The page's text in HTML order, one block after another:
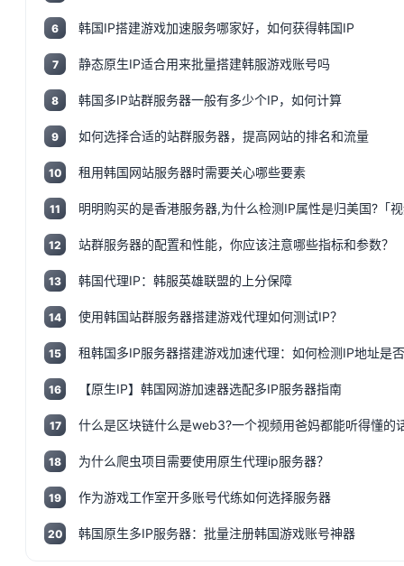
6 韩国IP搭建游戏加速服务哪家好，如何获得韩国IP
7 静态原生IP适合用来批量搭建韩服游戏账号吗
8 韩国多IP站群服务器一般有多少个IP，如何计算
9 如何选择合适的站群服务器，提高网站的排名和流量
10 租用韩国网站服务器时需要关心哪些要素
11 明明购买的是香港服务器,为什么检测IP属性是归美国?「
12 站群服务器的配置和性能，你应该注意哪些指标和参数？
13 韩国代理IP：韩服英雄联盟的上分保障
14 使用韩国站群服务器搭建游戏代理如何测试IP？
15 租韩国多IP服务器搭建游戏加速代理：如何检测IP地址是
16 【原生IP】韩国网游加速器选配多IP服务器指南
17
18 为什么爬虫项目需要使用原生代理ip服务器？
19 作为游戏工作室开多账号代练如何选择服务器
20 韩国原生多IP服务器：批量注册韩国游戏账号神器